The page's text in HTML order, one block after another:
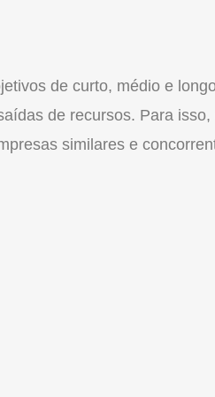
de curto, médio e
de recursos. Para
similares e